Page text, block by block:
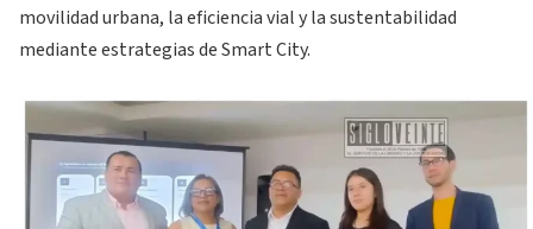
movilidad urbana, la eficiencia vial y la sustentabilidad
mediante estrategias de Smart City.